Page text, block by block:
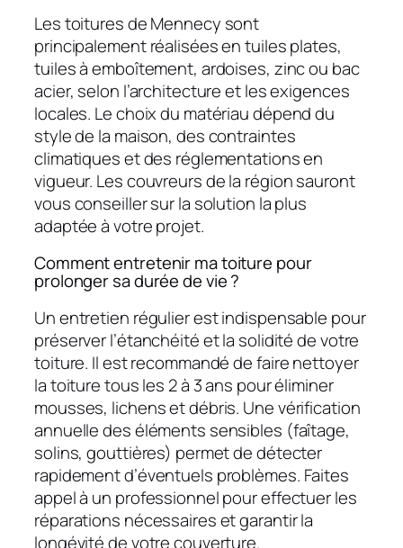
Les toitures de Mennecy sont
principalement réalisées en tuiles plates,
tuiles à emboîtement, ardoises, zinc ou bac
acier, selon l’architecture et les exigences
locales. Le choix du matériau dépend du
style de la maison, des contraintes
climatiques et des réglementations en
vigueur. Les couvreurs de la région sauront
vous conseiller sur la solution la plus
adaptée à votre projet.
Comment entretenir ma toiture pour
prolonger sa durée de vie ?
Un entretien régulier est indispensable pour
préserver l’étanchéité et la solidité de votre
toiture. Il est recommandé de faire nettoyer
la toiture tous les 2 à 3 ans pour éliminer
mousses, lichens et débris. Une vérification
annuelle des éléments sensibles (faîtage,
solins, gouttières) permet de détecter
rapidement d’éventuels problèmes. Faites
appel à un professionnel pour effectuer les
réparations nécessaires et garantir la
longévité de votre couverture.